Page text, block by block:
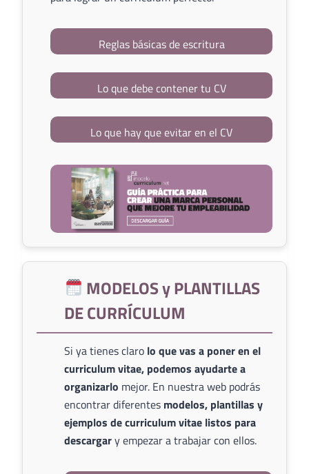
Reglas básicas de escritura
Lo que debe contener tu CV
Lo que hay que evitar en el CV
MODELOS y PLANTILLAS
DE CURRÍCULUM
Si ya tienes claro lo que vas a poner en el
curriculum vitae, podemos ayudarte a
organizarlo mejor. En nuestra web podrás
encontrar diferentes modelos, plantillas y
ejemplos de curriculum vitae listos para
descargary empezar a trabajar con ellos.